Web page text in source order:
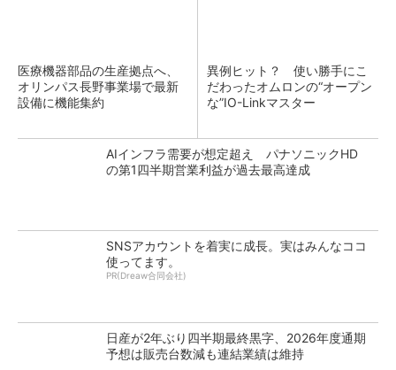
医療機器部品の生産拠点へ、
オリンパス長野事業場で最新
設備に機能集約
異例ヒット？ 使い勝手にこ
だわったオムロンの“オープン
な”IO-Linkマスター
AIインフラ需要が想定超え パナソニックHD
の第1四半期営業利益が過去最高達成
SNSアカウントを着実に成長。実はみんなココ
使ってます。
PR(Dreaw合同会社)
日産が2年ぶり四半期最終黒字、2026年度通期
予想は販売台数減も連結業績は維持